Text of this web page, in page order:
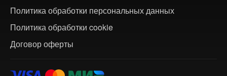
Политика обработки персональных данных
Политика обработки cookie
Договор оферты